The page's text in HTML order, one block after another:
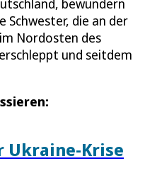
bewundern
Schwester, die an der
Nordosten des
und seitdem
Ukraine-Krise